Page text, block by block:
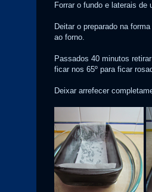
Forrar o fundo e laterais de
Deitar o preparado na
ao forno.
Passados 40 minutos
ficar nos 65º para ficar
Deixar arrefecer